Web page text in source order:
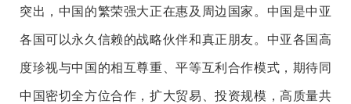
突出，中国的繁荣强大正在惠及周边国家。中国是中亚
各国可以永久信赖的战略伙伴和真正朋友。中亚各国高
度珍视与中国的相互尊重、平等互利合作模式，期待同
中国密切全方位合作，扩大贸易、投资规模，高质量共